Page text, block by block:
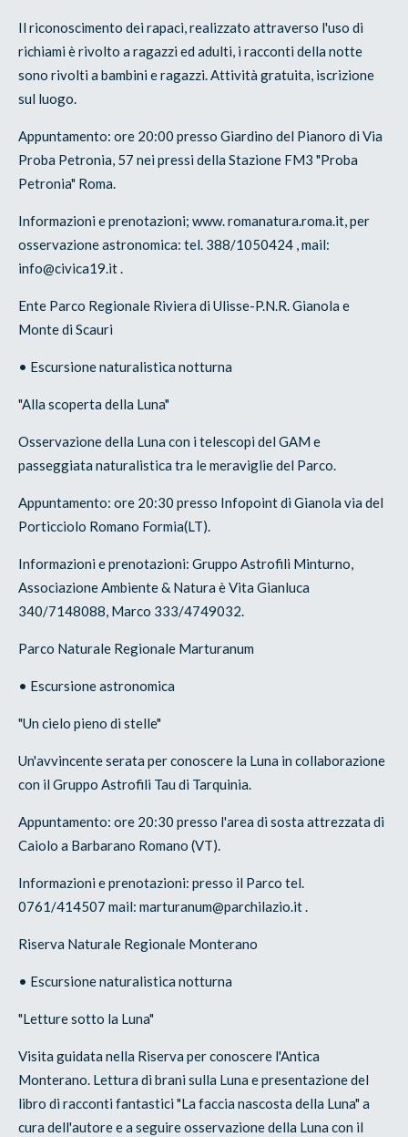
Il riconoscimento dei rapaci, realizzato attraverso l'uso di
richiami è rivolto a ragazzi ed adulti, i racconti della notte
sono rivolti a bambini e ragazzi. Attività gratuita, iscrizione
sul luogo.
Appuntamento: ore 20:00 presso Giardino del Pianoro di Via
Proba Petronia, 57 nei pressi della Stazione FM3 "Proba
Petronia" Roma.
Informazioni e prenotazioni; www. romanatura.roma.it, per
osservazione astronomica: tel. 388/1050424 , mail:
info@civica19.it .
Ente Parco Regionale Riviera di Ulisse-P.N.R. Gianola e
Monte di Scauri
• Escursione naturalistica notturna
"Alla scoperta della Luna"
Osservazione della Luna con i telescopi del GAM e
passeggiata naturalistica tra le meraviglie del Parco.
Appuntamento: ore 20:30 presso Infopoint di Gianola via del
Porticciolo Romano Formia(LT).
Informazioni e prenotazioni: Gruppo Astrofili Minturno,
Associazione Ambiente & Natura è Vita Gianluca
340/7148088, Marco 333/4749032.
Parco Naturale Regionale Marturanum
• Escursione astronomica
"Un cielo pieno di stelle"
Un'avvincente serata per conoscere la Luna in collaborazione
con il Gruppo Astrofili Tau di Tarquinia.
Appuntamento: ore 20:30 presso l'area di sosta attrezzata di
Caiolo a Barbarano Romano (VT).
Informazioni e prenotazioni: presso il Parco tel.
0761/414507 mail: marturanum@parchilazio.it .
Riserva Naturale Regionale Monterano
• Escursione naturalistica notturna
"Letture sotto la Luna"
Visita guidata nella Riserva per conoscere l'Antica
Monterano. Lettura di brani sulla Luna e presentazione del
libro di racconti fantastici "La faccia nascosta della Luna" a
cura dell'autore e a seguire osservazione della Luna con il